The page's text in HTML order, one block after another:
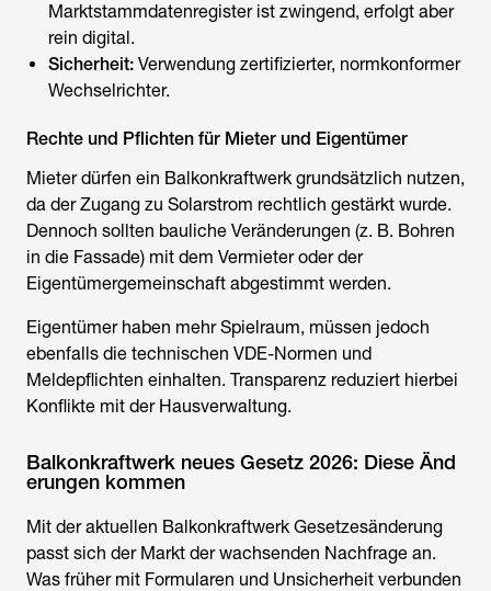
Marktstammdatenregister ist zwingend, erfolgt aber
rein digital.
Sicherheit: Verwendung zertifizierter, normkonformer
Wechselrichter.
Rechte und Pflichten für Mieter und Eigentümer
Mieter dürfen ein Balkonkraftwerk grundsätzlich nutzen,
da der Zugang zu Solarstrom rechtlich gestärkt wurde.
Dennoch sollten bauliche Veränderungen (z. B. Bohren
in die Fassade) mit dem Vermieter oder der
Eigentümergemeinschaft abgestimmt werden.
Eigentümer haben mehr Spielraum, müssen jedoch
ebenfalls die technischen VDE-Normen und
Meldepflichten einhalten. Transparenz reduziert hierbei
Konflikte mit der Hausverwaltung.
Balkonkraftwerk neues Gesetz 2026: Diese Änd
erungen kommen
Mit der aktuellen Balkonkraftwerk Gesetzesänderung
passt sich der Markt der wachsenden Nachfrage an.
Was früher mit Formularen und Unsicherheit verbunden